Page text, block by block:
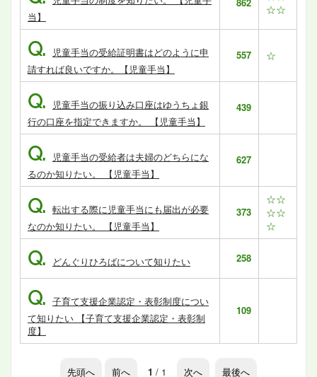
当】
☆☆
Q.
児童手当の受給証明書はどのように申
請すれば良いですか。【児童手当】
557 ☆
Q.
児童手当の振り込み口座はゆうちょ銀
行の口座を指定できますか。 【児童手当】
439
Q.
児童手当の受給者は夫婦のどちらにな
るのか知りたい。 【児童手当】
627
Q. 転出する際に児童手当にも届出が必要
なのか知りたい。 【児童手当】
373
☆☆
☆☆
☆
Q. どんぐりひろばについて知りたい 258
Q. 子育て支援企業認定・表彰制度につい
て知りたい 【子育て支援企業認定・表彰制
度】
109
先頭へ 前へ 1 / 1 次へ 最後へ